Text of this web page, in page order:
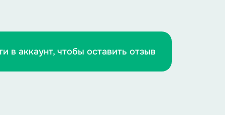
в аккаунт, чтобы оставить отзыв